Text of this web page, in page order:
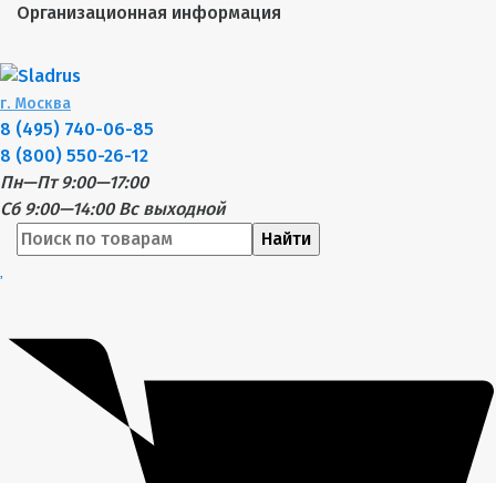
Организационная информация
г. Москва
8 (495) 740-06-85
8 (800) 550-26-12
Пн—Пт 9:00—17:00
Сб 9:00—14:00 Вс выходной
Найти